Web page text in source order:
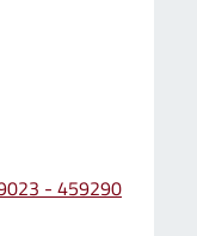
- 459290